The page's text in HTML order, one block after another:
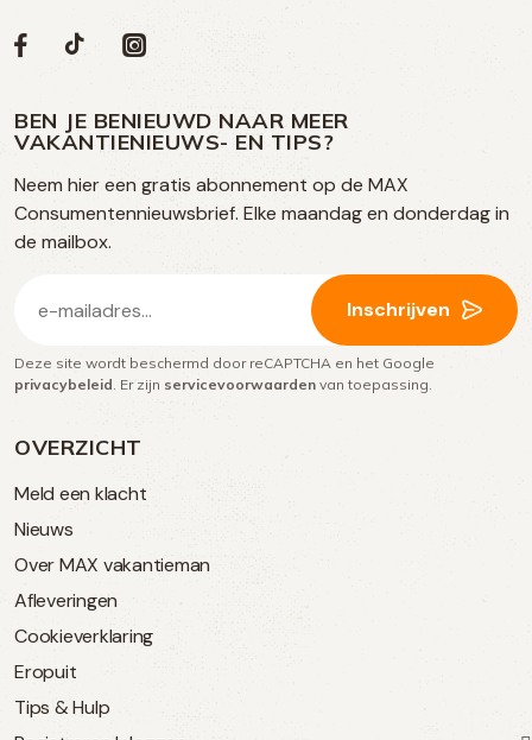
OVERZICHT
Meld een klacht
Nieuws
Over MAX vakantieman
Afleveringen
Cookieverklaring
Eropuit
Tips & Hulp
Volg
op
social
media
Social
Volg
op
Facebook
Volg
op
TikTok
Volg
op
Instagram
BEN JE BENIEUWD NAAR MEER
VAKANTIENIEUWS- EN TIPS?
Neem hier een gratis abonnement op de MAX
Consumentennieuwsbrief. Elke maandag en donderdag in
de mailbox.
mailadres
(Vereist)
Inschrijven
Deze site wordt beschermd door reCAPTCHA en het Google
privacybeleid. Er zijn servicevoorwaarden van toepassing.